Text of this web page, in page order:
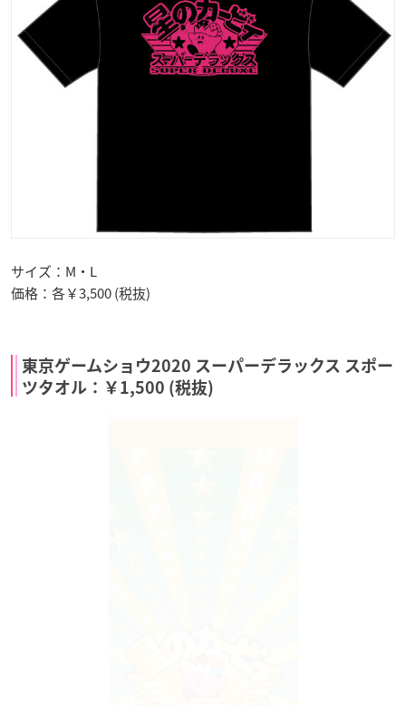
サイズ：M・L
価格：各￥3,500 (税抜)
東京ゲームショウ2020 スーパーデラックス スポー
ツタオル：￥1,500 (税抜)